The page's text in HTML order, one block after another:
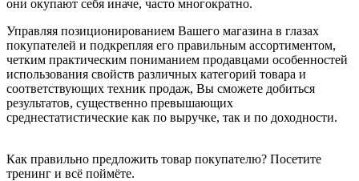
они окупают себя иначе, часто многократно.
Управляя позиционированием Вашего магазина в глазах
покупателей и подкрепляя его правильным ассортиментом,
четким практическим пониманием продавцами особенностей
использования свойств различных категорий товара и
соответствующих техник продаж, Вы сможете добиться
результатов, существенно превышающих
среднестатистические как по выручке, так и по доходности.
Как правильно предложить товар покупателю? Посетите
тренинг и всё поймёте.